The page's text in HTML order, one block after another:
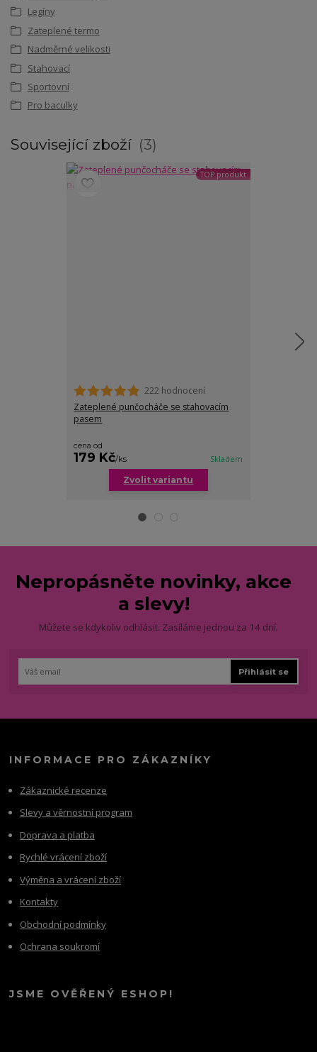
Legíny
Zateplené termo
Nadměrné velikosti
Stahovací
Sportovní
Pro baculky
Související zboží 3
TOP produkt
222 hodnocení
Zateplené punčocháče se stahovacím
pasem
cena od
179 Kč/ks Skladem
Zvolit variantu
Nepropásněte novinky, akce
a slevy!
Můžete se kdykoliv odhlásit. Zasíláme jednou za 14 dní.
Přihlásit se
INFORMACE PRO ZÁKAZNÍKY
Zákaznické recenze
Slevy a věrnostní program
Doprava a platba
Rychlé vrácení zboží
Výměna a vrácení zboží
Kontakty
Obchodní podmínky
Ochrana soukromí
JSME OVĚŘENÝ ESHOP!